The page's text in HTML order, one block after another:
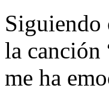
la
me ha